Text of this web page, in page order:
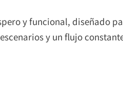
y funcional, diseñado
y un flujo